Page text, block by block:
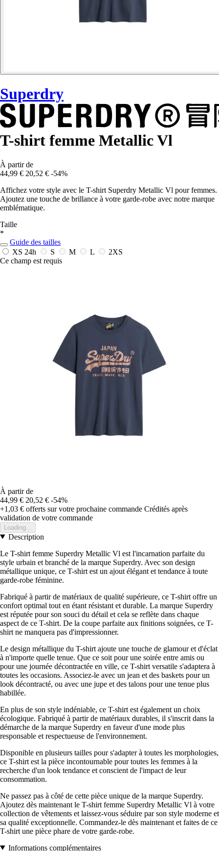
Superdry
T-shirt femme Metallic Vl
À partir de
44,99 € 20,52 € -54%
Affichez votre style avec le T-shirt Superdry Metallic Vl pour femmes.
Ajoutez une touche de brillance à votre garde-robe avec notre marque
emblématique.
Taille
*
Guide des tailles
XS 24h S M L
2XS
Ce champ est requis
À partir de
44,99 € 20,52 € -54%
+1,03 € offerts sur votre prochaine commande Crédités après
validation de votre commande
Loading...
Description
Le T-shirt femme Superdry Metallic Vl est l'incarnation parfaite du
style urbain et branché de la marque Superdry. Avec son design
métallique unique, ce T-shirt est un ajout élégant et tendance à toute
garde-robe féminine.
Fabriqué à partir de matériaux de qualité supérieure, ce T-shirt offre un
confort optimal tout en étant résistant et durable. La marque Superdry
est réputée pour son souci du détail et cela se reflète dans chaque
aspect de ce T-shirt. De la coupe parfaite aux finitions soignées, ce T-
shirt ne manquera pas d'impressionner.
Le design métallique du T-shirt ajoute une touche de glamour et d'éclat
à n'importe quelle tenue. Que ce soit pour une soirée entre amis ou
pour une journée décontractée en ville, ce T-shirt versatile s'adaptera à
toutes les occasions. Associez-le avec un jean et des baskets pour un
look décontracté, ou avec une jupe et des talons pour une tenue plus
habillée.
En plus de son style indéniable, ce T-shirt est également un choix
écologique. Fabriqué à partir de matériaux durables, il s'inscrit dans la
démarche de la marque Superdry en faveur d'une mode plus
responsable et respectueuse de l'environnement.
Disponible en plusieurs tailles pour s'adapter à toutes les morphologies,
ce T-shirt est la pièce incontournable pour toutes les femmes à la
recherche d'un look tendance et conscient de l'impact de leur
consommation.
Ne passez pas à côté de cette pièce unique de la marque Superdry.
Ajoutez dès maintenant le T-shirt femme Superdry Metallic Vl à votre
collection de vêtements et laissez-vous séduire par son style moderne et
sa qualité exceptionnelle. Commandez-le dès maintenant et faites de ce
T-shirt une pièce phare de votre garde-robe.
Informations complémentaires